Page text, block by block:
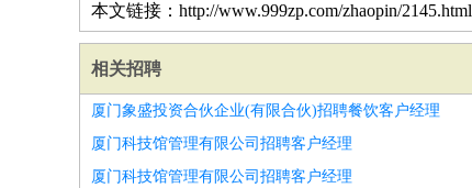
本文链接：http://www.999zp.com/zhaopin/2145.html
相关招聘
厦门象盛投资合伙企业(有限合伙)招聘餐饮客户经理
厦门科技馆管理有限公司招聘客户经理
厦门科技馆管理有限公司招聘客户经理